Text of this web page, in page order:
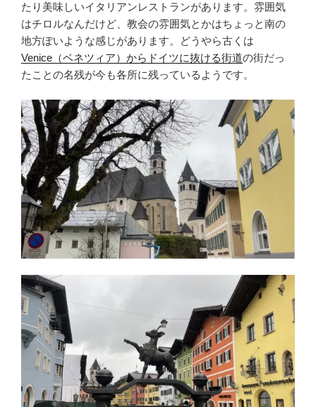
たり美味しいイタリアンレストランがあります。雰囲気
はチロルなんだけど、教会の雰囲気とかはちょっと南の
地方ぽいような感じがあります。どうやら古くは
Venice（ベネツィア）からドイツに抜ける街道の街だっ
たことの名残が今も各所に残っているようです。